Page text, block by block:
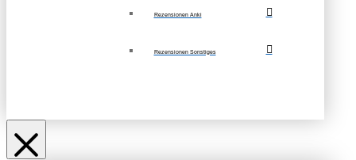
Rezensionen Anki
Rezensionen Sonstiges